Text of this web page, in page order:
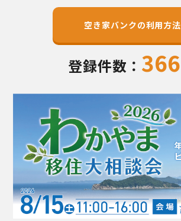
空き家バンクの利用方法
登録件数： 366